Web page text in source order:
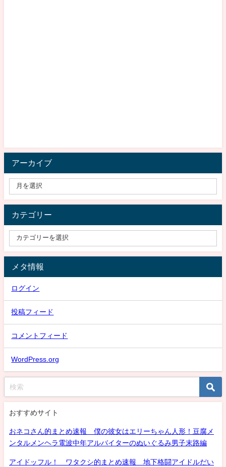
アーカイブ
カテゴリー
メタ情報
ログイン
投稿フィード
コメントフィード
WordPress.org
おすすめサイト
おネコさん的まとめ速報 僕の彼女はエリーちゃん人形！豆腐メ
ンタルメンヘラ電波中年アルバイターのぬいぐるみ男子末路編
アイドッフル！ ワタクシ的まとめ速報 地下格闘アイドルだい